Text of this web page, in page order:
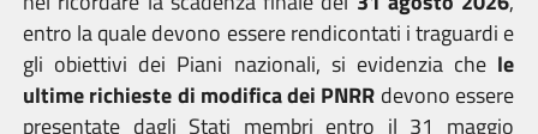
entro la quale devono essere rendicontati i traguardi e
gli obiettivi dei Piani nazionali, si evidenzia che le
ultime richieste di modifica dei PNRR devono essere
presentate dagli Stati membri entro il 31 maggio